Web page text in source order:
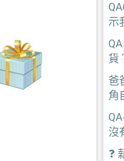
示
貨
爸
角
沒
❓